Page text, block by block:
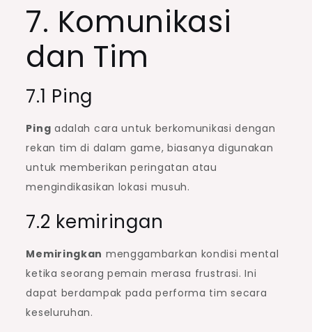
7. Komunikasi
dan Tim
7.1 Ping
Ping adalah cara untuk berkomunikasi dengan
rekan tim di dalam game, biasanya digunakan
untuk memberikan peringatan atau
mengindikasikan lokasi musuh.
7.2 kemiringan
Memiringkan menggambarkan kondisi mental
ketika seorang pemain merasa frustrasi. Ini
dapat berdampak pada performa tim secara
keseluruhan.